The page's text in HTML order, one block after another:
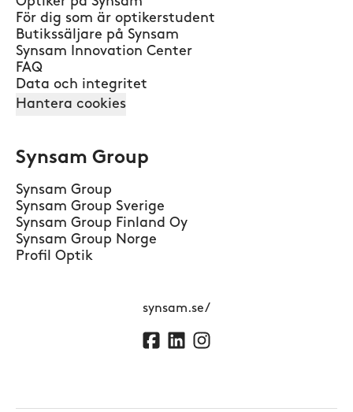
För dig som är optikerstudent
Butikssäljare på Synsam
Synsam Innovation Center
FAQ
Data och integritet
Hantera cookies
Synsam Group
Synsam Group
Synsam Group Sverige
Synsam Group Finland Oy
Synsam Group Norge
Profil Optik
synsam.se/